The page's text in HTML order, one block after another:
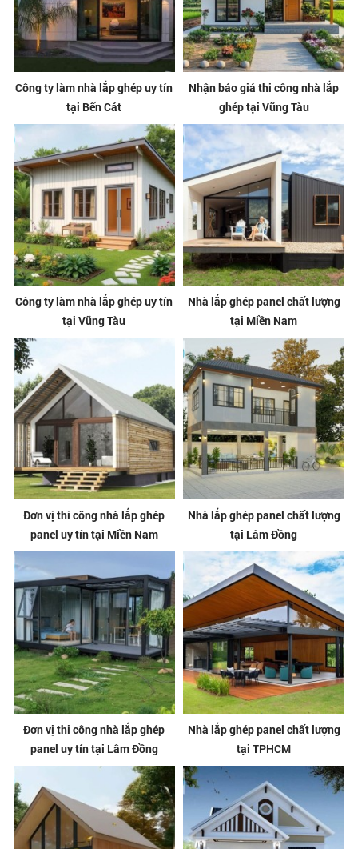
Công ty làm nhà lắp ghép uy tín
tại Bến Cát
Nhận báo giá thi công nhà lắp
ghép tại Vũng Tàu
Công ty làm nhà lắp ghép uy tín
tại Vũng Tàu
Nhà lắp ghép panel chất lượng
tại Miền Nam
Đơn vị thi công nhà lắp ghép
panel uy tín tại Miền Nam
Nhà lắp ghép panel chất lượng
tại Lâm Đồng
Đơn vị thi công nhà lắp ghép
panel uy tín tại Lâm Đồng
Nhà lắp ghép panel chất lượng
tại TPHCM